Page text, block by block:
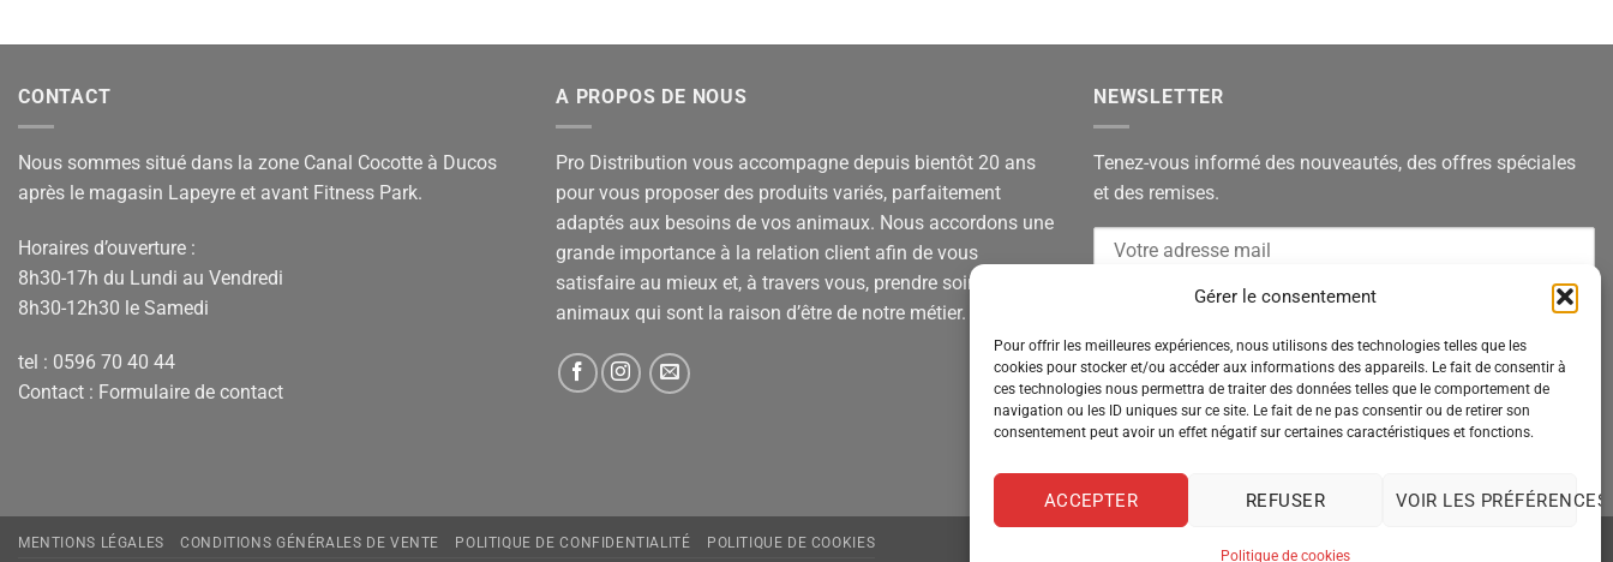
Gérer le consentement
Pour offrir les meilleures expériences, nous utilisons des technologies telles que les
cookies pour stocker et/ou accéder aux informations des appareils. Le fait de consentir à
ces technologies nous permettra de traiter des données telles que le comportement de
navigation ou les ID uniques sur ce site. Le fait de ne pas consentir ou de retirer son
consentement peut avoir un effet négatif sur certaines caractéristiques et fonctions.
ACCEPTER REFUSER VOIR LES PRÉFÉRENCES
Politique de cookies
CONTACT
Nous sommes situé dans la zone Canal Cocotte à Ducos
après le magasin Lapeyre et avant Fitness Park.
Horaires d’ouverture :
8h30-17h du Lundi au Vendredi
8h30-12h30 le Samedi
tel : 0596 70 40 44
Contact : Formulaire de contact
A PROPOS DE NOUS
Pro Distribution vous accompagne depuis bientôt 20 ans
pour vous proposer des produits variés, parfaitement
adaptés aux besoins de vos animaux. Nous accordons une
grande importance à la relation client afin de vous
satisfaire au mieux et, à travers vous, prendre soin de vos
animaux qui sont la raison d’être de notre métier.
NEWSLETTER
Tenez-vous informé des nouveautés, des offres spéciales
et des remises.
MENTIONS LÉGALES CONDITIONS GÉNÉRALES DE VENTE POLITIQUE DE CONFIDENTIALITÉ POLITIQUE DE COOKIES